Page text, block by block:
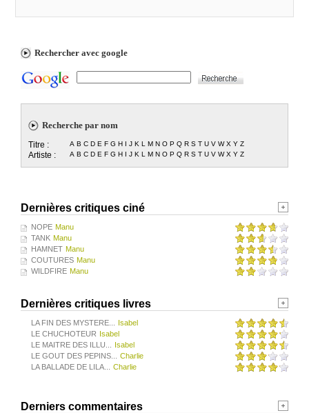
Rechercher avec google
Recherche par nom
Titre : A B C D E F G H I J K L M N O P Q R S T U V W X Y Z
Artiste : A B C D E F G H I J K L M N O P Q R S T U V W X Y Z
Dernières critiques ciné
NOPE Manu
TANK Manu
HAMNET Manu
COUTURES Manu
WILDFIRE Manu
Dernières critiques livres
LA FIN DES MYSTERE...
Isabel
LE CHUCHOTEUR Isabel
LE MAITRE DES ILLU...
Isabel
LE GOUT DES PEPINS...
Charlie
LA BALLADE DE LILA...
Charlie
Derniers commentaires